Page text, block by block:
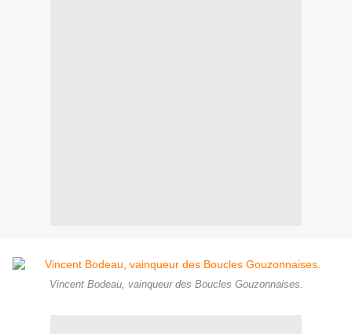
Vincent Bodeau, vainqueur des Boucles Gouzonnaises.